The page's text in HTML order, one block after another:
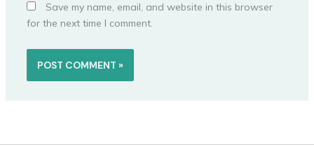
Save my name, email, and website in this browser
for the next time I comment.